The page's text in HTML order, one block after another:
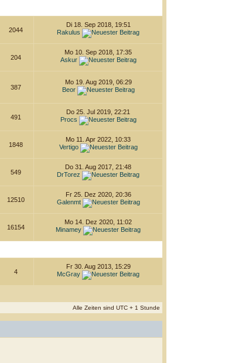
2044
Di 18. Sep 2018, 19:51
Rakulus
204
Mo 10. Sep 2018, 17:35
Askur
387
Mo 19. Aug 2019, 06:29
Beor
491
Do 25. Jul 2019, 22:21
Procs
1848
Mo 11. Apr 2022, 10:33
Vertigo
549
Do 31. Aug 2017, 21:48
DrTorez
12510
Fr 25. Dez 2020, 20:36
Galenmt
16154
Mo 14. Dez 2020, 11:02
Minamey
4
Fr 30. Aug 2013, 15:29
McGray
Alle Zeiten sind UTC + 1 Stunde